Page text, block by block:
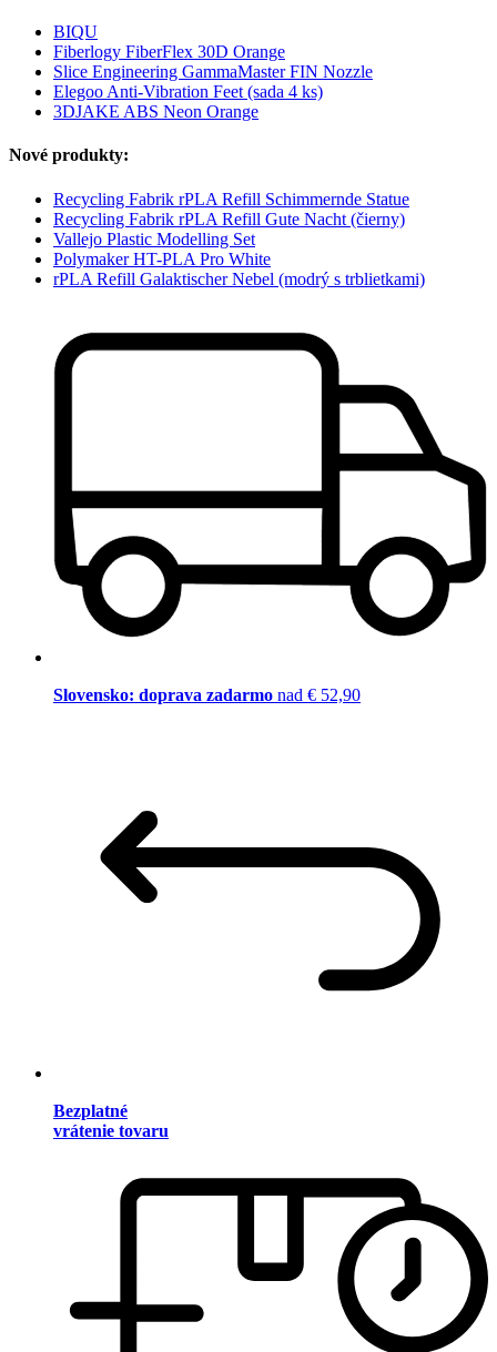
BIQU
Fiberlogy FiberFlex 30D Orange
Slice Engineering GammaMaster FIN Nozzle
Elegoo Anti-Vibration Feet (sada 4 ks)
3DJAKE ABS Neon Orange
Nové produkty:
Recycling Fabrik rPLA Refill Schimmernde Statue
Recycling Fabrik rPLA Refill Gute Nacht (čierny)
Vallejo Plastic Modelling Set
Polymaker HT-PLA Pro White
rPLA Refill Galaktischer Nebel (modrý s trblietkami)
Slovensko: doprava zadarmo nad € 52,90
Bezplatné
vrátenie tovaru